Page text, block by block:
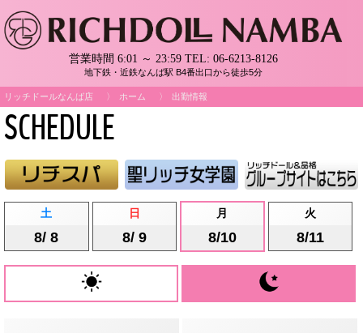
営業時間 6:01 ～ 23:59 TEL: 06-6213-8126
地下鉄・近鉄なんば駅 B4番出口から徒歩5分
リッチドールなんば店 ホーム 出勤情報
SCHEDULE
土
8/ 8
日
8/ 9
月
8/10
火
8/11